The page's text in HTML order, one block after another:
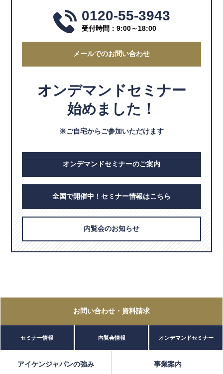
0120-55-3943
受付時間：9:00～18:00
メールでのお問い合わせ
オンデマンドセミナー
始めました！
※ご自宅からご参加いただけます
オンデマンドセミナーのご案内
全国で開催中！セミナー情報はこちら
内覧会のお知らせ
お問い合わせ ・資料請求
セミナー情報 内覧会情報 オンデマンドセミナー
アイケンジャパンの強み 事業案内